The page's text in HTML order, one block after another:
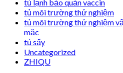
tủ lạnh bảo quản vaccin
tủ môi trường thử nghiệm
tủ môi trường thử nghiệm
mặc
tủ sấy
Uncategorized
ZHIQU